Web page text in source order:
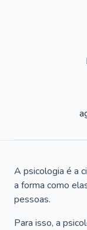
A psicologia é a
a forma como
pessoas.
Para isso, a